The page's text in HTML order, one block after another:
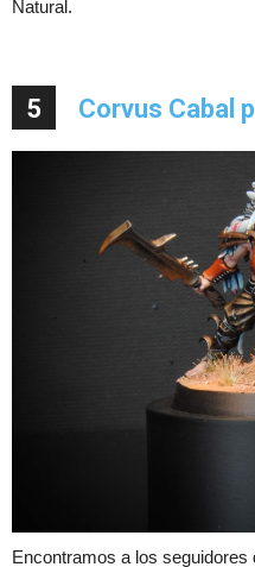
Natural.
5 Corvus Cabal
Encontramos a los seguidores